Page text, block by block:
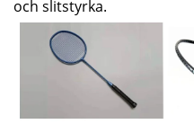
och slitstyrka.